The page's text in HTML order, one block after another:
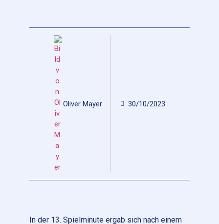
Oliver Mayer 30/10/2023
In der 13. Spielminute ergab sich nach einem